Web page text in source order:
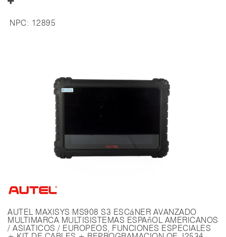
NPC: 12895
AUTEL MAXISYS MS908 S3 ESCáNER AVANZADO
MULTIMARCA MULTISISTEMAS ESPAñOL AMERICANOS
/ ASIATICOS / EUROPEOS, FUNCIONES ESPECIALES